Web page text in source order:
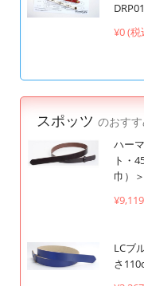
DRP01
¥0 (税
スポッツ のおす
ハー
ト・
巾）＞
LCブ
さ